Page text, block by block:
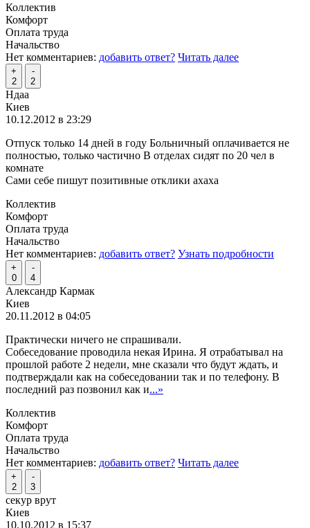
Коллектив
Комфорт
Оплата труда
Начальство
Нет комментариев: добавить ответ? Читать далее
+
2
-
2
Ндаа
Киев
10.12.2012 в 23:29
Отпуск только 14 дней в году Больничный оплачивается не
полностью, только частично В отделах сидят по 20 чел в
комнате
Сами себе пишут позитивные отклики ахаха
Коллектив
Комфорт
Оплата труда
Начальство
Нет комментариев: добавить ответ? Узнать подробности
+
0
-
4
Александр Кармак
Киев
20.11.2012 в 04:05
Практически ничего не спрашивали.
Собеседование проводила некая Ирина. Я отрабатывал на
прошлой работе 2 недели, мне сказали что будут ждать, и
подтверждали как на собеседовании так и по телефону. В
последний раз позвонил как и...»
Коллектив
Комфорт
Оплата труда
Начальство
Нет комментариев: добавить ответ? Читать далее
+
2
-
3
секур врут
Киев
10.10.2012 в 15:37